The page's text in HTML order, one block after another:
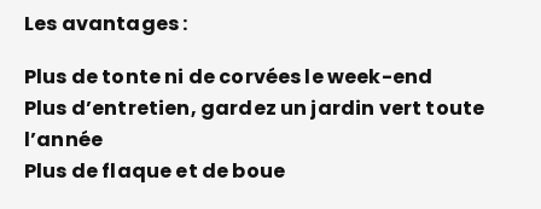
Les avantages :
Plus de tonte ni de corvées le week-end
Plus d’entretien, gardez un jardin vert toute
l’année
Plus de flaque et de boue